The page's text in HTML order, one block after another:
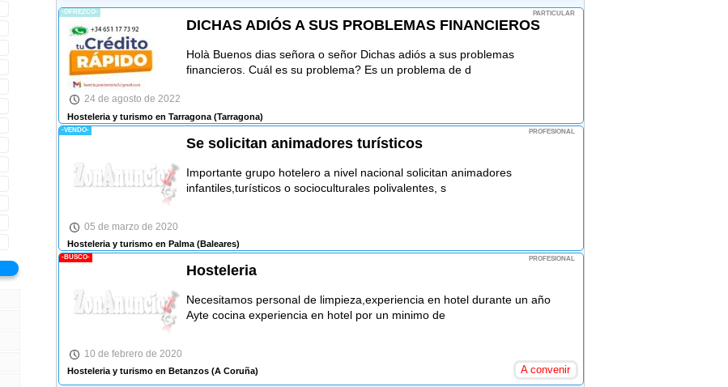
-OFREZCO- PARTICULAR
DICHAS ADIÓS A SUS PROBLEMAS FINANCIEROS
Holà Buenos dias señora o señor Dichas adiós a sus problemas
financieros. Cuál es su problema? Es un problema de d
24 de agosto de 2022
Hosteleria y turismo en Tarragona(Tarragona)
-VENDO- PROFESIONAL
Se solicitan animadores turísticos
Importante grupo hotelero a nivel nacional solicitan animadores
infantiles,turísticos o socioculturales polivalentes, s
05 de marzo de 2020
Hosteleria y turismo en Palma(Baleares)
-BUSCO- PROFESIONAL
Hosteleria
Necesitamos personal de limpieza,experiencia en hotel durante un año
Ayte cocina experiencia en hotel por un minimo de
10 de febrero de 2020
Hosteleria y turismo en Betanzos(A Coruña) A convenir